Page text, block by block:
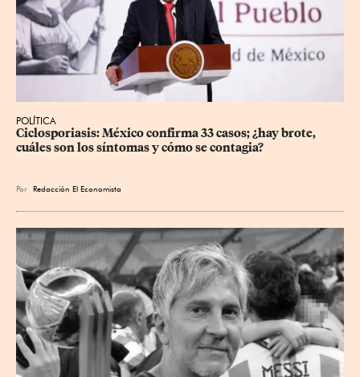
POLÍTICA
Ciclosporiasis: México confirma 33 casos; ¿hay brote,
cuáles son los síntomas y cómo se contagia?
Por Redacción El Economista